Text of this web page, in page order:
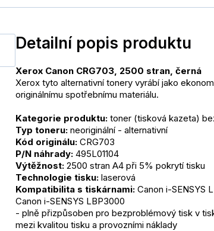
Detailní popis produktu
Xerox Canon CRG703, 2500 stran, černá
Xerox tyto alternativní tonery vyrábí jako
originálnímu spotřebnímu materiálu.
Kategorie produktu: toner (tisková kazeta)
Typ toneru: neoriginální - alternativní
Kód originálu: CRG703
P/N náhrady: 495L01104
Výtěžnost: 2500 stran A4 při 5% pokrytí tisku
Technologie tisku: laserová
Kompatibilita s tiskárnami: Canon i-SENSYS
Canon i-SENSYS LBP3000
- plně přizpůsoben pro bezproblémový tisk v
mezi kvalitou tisku a provozními náklady